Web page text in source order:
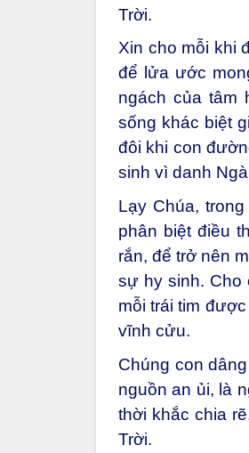
Trời.
Xin cho mỗi khi
để lửa ước
ngách của tâm
sống khác biệt
đôi khi con
sinh vì danh
Lạy Chúa,
phân biệt điều
rắn, để trở nên
sự hy sinh. Cho
mỗi trái tim
vĩnh cửu.
Chúng con
nguồn an ủi, là
thời khắc chia
Trời.